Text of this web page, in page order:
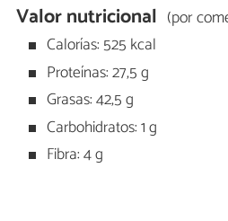
Valor nutricional (por
Calorías: 525 kcal
Proteínas: 27,5 g
Grasas: 42,5 g
Carbohidratos: 1 g
Fibra: 4 g